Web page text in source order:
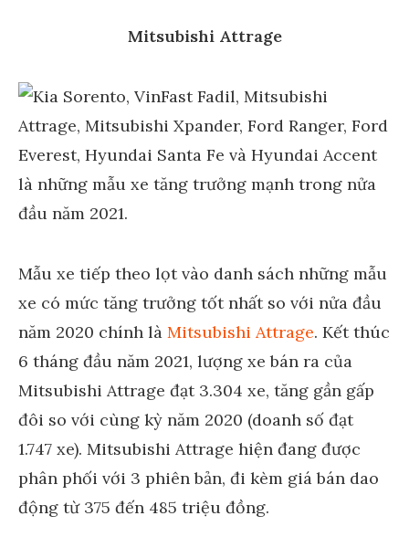
Mitsubishi Attrage
Mẫu xe tiếp theo lọt vào danh sách những mẫu
xe có mức tăng trưởng tốt nhất so với nửa đầu
năm 2020 chính là Mitsubishi Attrage. Kết thúc
6 tháng đầu năm 2021, lượng xe bán ra của
Mitsubishi Attrage đạt 3.304 xe, tăng gần gấp
đôi so với cùng kỳ năm 2020 (doanh số đạt
1.747 xe). Mitsubishi Attrage hiện đang được
phân phối với 3 phiên bản, đi kèm giá bán dao
động từ 375 đến 485 triệu đồng.